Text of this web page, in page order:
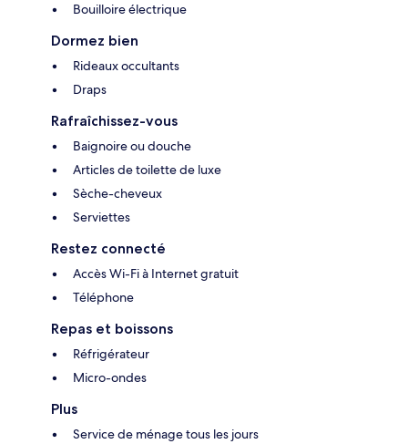
Bouilloire électrique
Dormez bien
Rideaux occultants
Draps
Rafraîchissez-vous
Baignoire ou douche
Articles de toilette de luxe
Sèche-cheveux
Serviettes
Restez connecté
Accès Wi-Fi à Internet gratuit
Téléphone
Repas et boissons
Réfrigérateur
Micro-ondes
Plus
Service de ménage tous les jours